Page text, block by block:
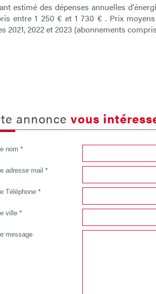
estimé des dépenses annuelles
entre 1 250 € et 1 730 € . Prix
2021, 2022 et 2023 (abonnements
annonce vous
nom *
adresse mail *
Téléphone *
ville *
message